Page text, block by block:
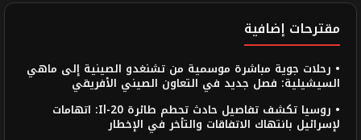
مقترحات إضافية
• رحلات جوية مباشرة موسمية من تشنغدو الصينية إلى ماهي
السيشيلية: فصل جديد في التعاون الصيني الأفريقي
• روسيا تكشف تفاصيل حادث تحطم طائرة Il-20: اتهامات
لإسرائيل بانتهاك الاتفاقات والتأخر في الإخطار